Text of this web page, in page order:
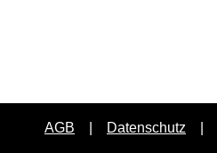
AGB Datenschutz